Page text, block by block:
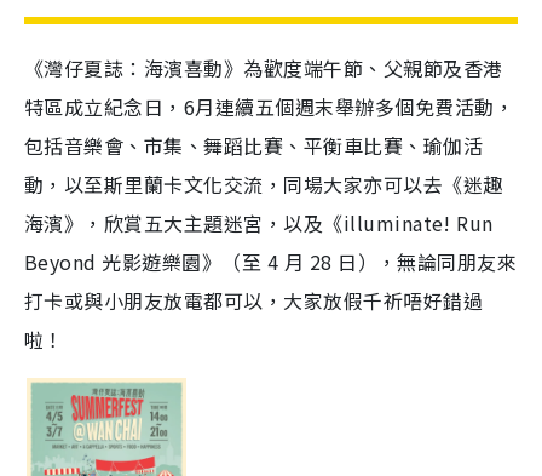
《灣仔夏誌：海濱喜動》為歡度端午節、父親節及香港
特區成立紀念日，6月連續五個週末舉辦多個免費活動，
包括音樂會、市集、舞蹈比賽、平衡車比賽、瑜伽活
動，以至斯里蘭卡文化交流，同場大家亦可以去《迷趣
海濱》，欣賞五大主題迷宮，以及《illuminate! Run
Beyond 光影遊樂園》（至 4 月 28 日），無論同朋友來
打卡或與小朋友放電都可以，大家放假千祈唔好錯過
啦！